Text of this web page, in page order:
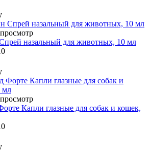
назальный для животных, 10 мл
Капли глазные для собак и кошек,